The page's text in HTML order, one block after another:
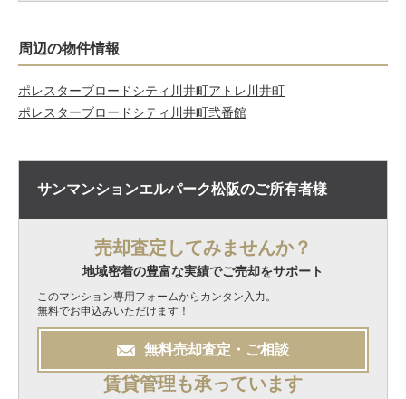
周辺の物件情報
ポレスターブロードシティ川井町アトレ川井町
ポレスターブロードシティ川井町弐番館
サンマンションエルパーク松阪のご所有者様
売却査定してみませんか？
地域密着の豊富な実績でご売却をサポート
このマンション専用フォームからカンタン入力。
無料でお申込みいただけます！
無料売却査定・ご相談
賃貸管理も承っています